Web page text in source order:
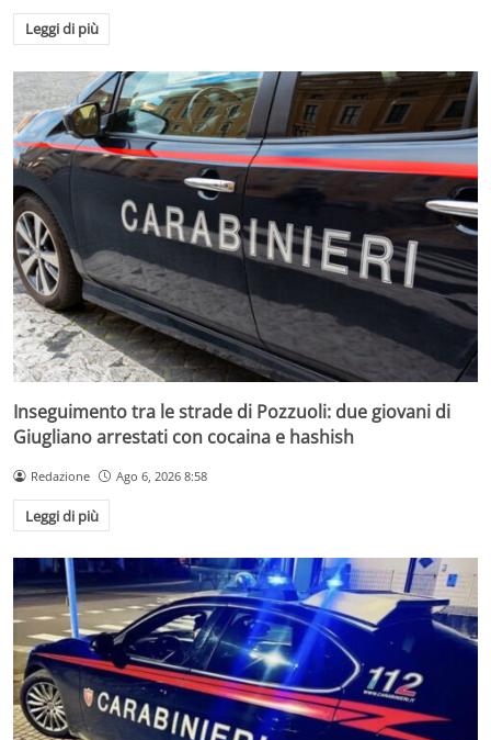
Leggi di più
Inseguimento tra le strade di Pozzuoli: due giovani di
Giugliano arrestati con cocaina e hashish
Redazione Ago 6, 2026 8:58
Leggi di più